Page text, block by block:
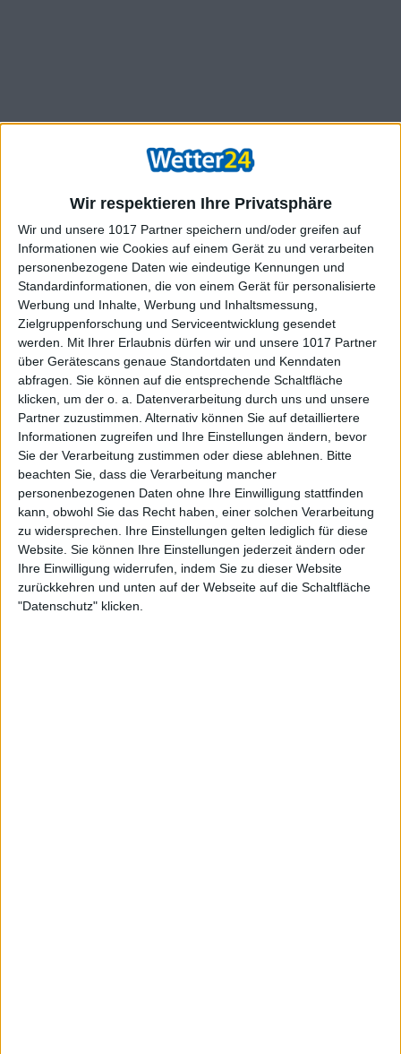
Wir respektieren Ihre Privatsphäre
Wir und unsere 1017 Partner speichern und/oder greifen auf
Informationen wie Cookies auf einem Gerät zu und verarbeiten
personenbezogene Daten wie eindeutige Kennungen und
Standardinformationen, die von einem Gerät für personalisierte
Werbung und Inhalte, Werbung und Inhaltsmessung,
Zielgruppenforschung und Serviceentwicklung gesendet
werden.
Mit Ihrer Erlaubnis dürfen wir und unsere 1017 Partner
über Gerätescans genaue Standortdaten und Kenndaten
abfragen. Sie können auf die entsprechende Schaltfläche
klicken, um der o. a. Datenverarbeitung durch uns und unsere
Partner zuzustimmen. Alternativ können Sie auf detailliertere
Informationen zugreifen und Ihre Einstellungen ändern, bevor
Sie der Verarbeitung zustimmen oder diese ablehnen.
Bitte
beachten Sie, dass die Verarbeitung mancher
personenbezogenen Daten ohne Ihre Einwilligung stattfinden
kann, obwohl Sie das Recht haben, einer solchen Verarbeitung
zu widersprechen. Ihre Einstellungen gelten lediglich für diese
Website. Sie können Ihre Einstellungen jederzeit ändern oder
Ihre Einwilligung widerrufen, indem Sie zu dieser Website
zurückkehren und unten auf der Webseite auf die Schaltfläche
"Datenschutz" klicken.